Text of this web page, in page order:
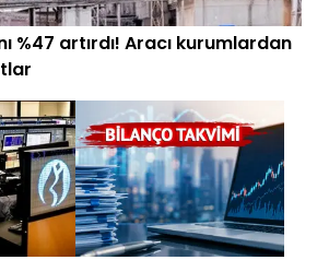
%47 artırdı! Aracı kurumlardan